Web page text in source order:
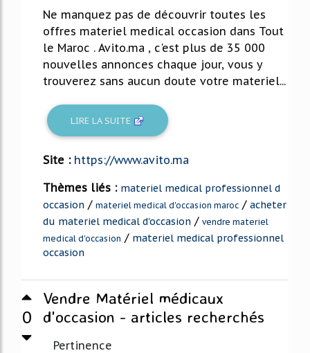
Ne manquez pas de découvrir toutes les
offres materiel medical occasion dans Tout
le Maroc . Avito.ma , c'est plus de 35 000
nouvelles annonces chaque jour, vous y
trouverez sans aucun doute votre materiel...
LIRE LA SUITE
Site : https://www.avito.ma
Thèmes liés : materiel medical professionnel d
occasion / materiel medical d'occasion maroc / acheter
du materiel medical d'occasion / vendre materiel
medical d'occasion / materiel medical professionnel
occasion
0
Vendre Matériel médicaux
d'occasion - articles recherchés
Pertinence